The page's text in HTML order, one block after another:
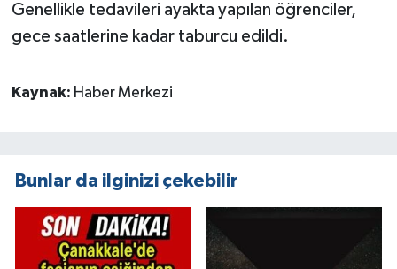
Genellikle tedavileri ayakta yapılan öğrenciler,
gece saatlerine kadar taburcu edildi.
Kaynak: Haber Merkezi
Bunlar da ilginizi çekebilir